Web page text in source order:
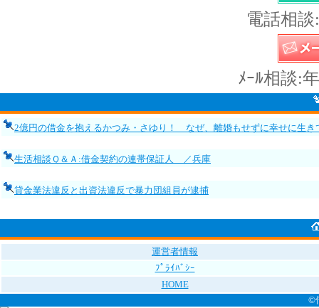
電話相
ﾒｰﾙ相談:
2億円の借金を抱えるかつみ・さゆり！ なぜ、離婚もせずに幸せに生き
生活相談Ｑ＆Ａ:借金契約の連帯保証人 ／兵庫
貸金業法違反と出資法違反で暴力団組員が逮捕
運営者情報
ﾌﾟﾗｲﾊﾞｼｰ
HOME
©